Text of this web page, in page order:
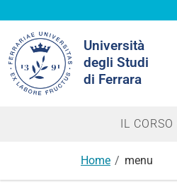
Università
degli Studi
di Ferrara
nel
sito
IL CORSO
Home menu